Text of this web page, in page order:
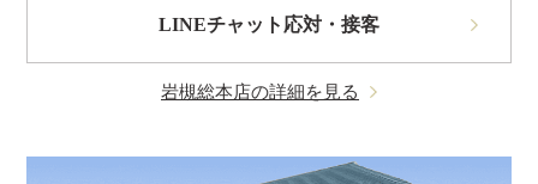
LINEチャット応対・接客
岩槻総本店の詳細を見る